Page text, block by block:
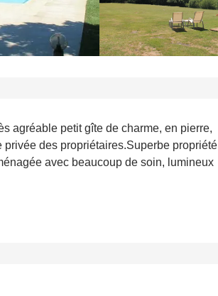
agréable petit gîte de charme, en pierre,
des propriétaires.Superbe propriété
avec beaucoup de soin, lumineux